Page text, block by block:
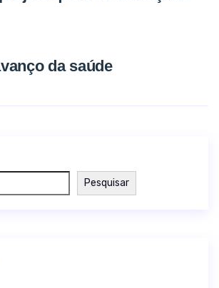
da saúde
Pesquisar